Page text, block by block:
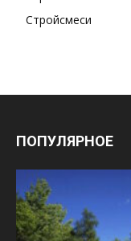
Стройсмеси
ПОПУЛЯРНОЕ